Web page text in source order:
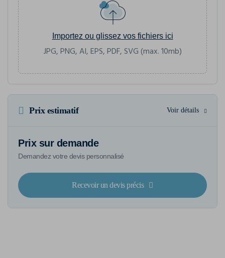
Importez ou glissez vos fichiers ici
JPG, PNG, AI, EPS, PDF, SVG (max. 10mb)
Prix estimatif Voir détails
Prix sur demande
Demandez votre devis personnalisé
Recevoir un devis précis